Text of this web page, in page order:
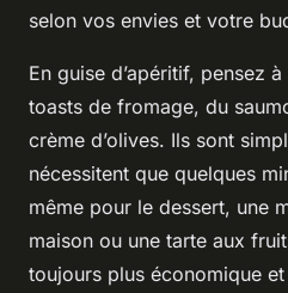
selon vos envies et votre
En guise d’apéritif, pensez
toasts de fromage, du
crème d’olives. Ils sont
nécessitent que quelques
même pour le dessert, une
maison ou une tarte aux
toujours plus économique et